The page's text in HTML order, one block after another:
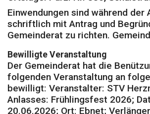
Einwendungen sind während der
schriftlich mit Antrag und
Gemeinderat zu richten.
Bewilligte Veranstaltung
Der Gemeinderat hat die
folgenden Veranstaltung an
bewilligt: Veranstalter: STV
Anlasses: Frühlingsfest 2026;
20.06.2026; Ort: Ebnet;